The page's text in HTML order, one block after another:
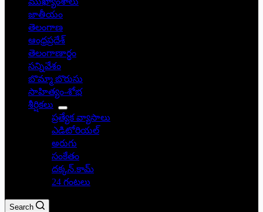
జాతీయం
తెలంగాణ
ఆంధ్రప్రదేశ్
తెలంగాణార్థం
సన్నివేశం
బొమ్మా బొరుసు
సాహిత్యం-శోభ
శీర్షికలు
ప్రత్యేక వ్యాసాలు
ఎడిటోరియల్
అరుగు
సంకేతం
దక్కన్.కామ్
24 గంటలు
Search